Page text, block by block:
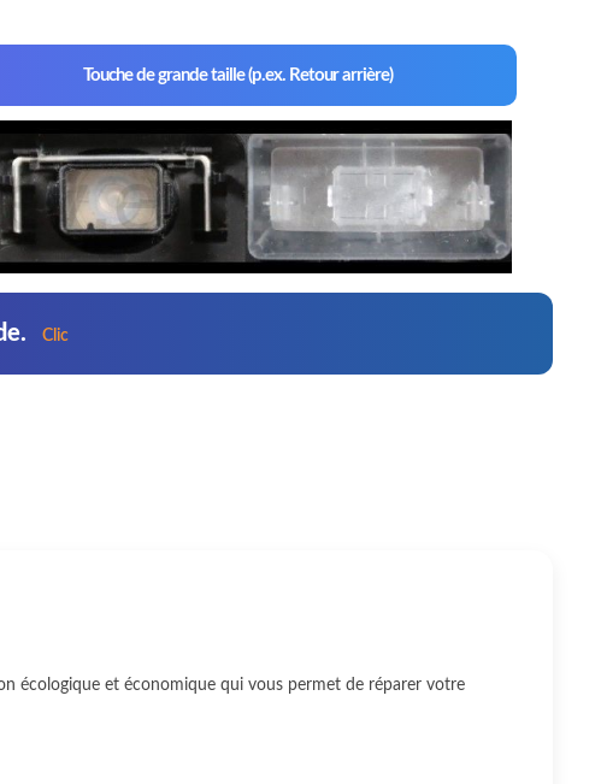
Touche de grande taille (p.ex. Retour arrière)
Clic
écologique et économique qui vous permet de réparer votre